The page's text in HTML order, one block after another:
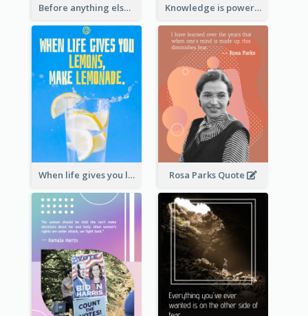
Before anything else, preparation is the key to success.-Alexander Graham Bell Knowledge is power. – Sir Francis Bacon
When life gives you lemons, make lemonade. – Elbert Hubbard Rosa Parks Quote